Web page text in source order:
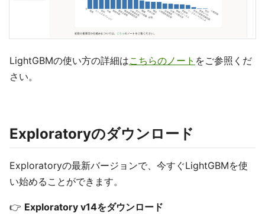
LightGBMの使い方の詳細はこちらのノート をご参照くだ
さい。
Exploratoryのダウンロード
Exploratoryの最新バージョンで、今すぐLightGBMを使
い始めることができます。
👉 Exploratory v14をダウンロード